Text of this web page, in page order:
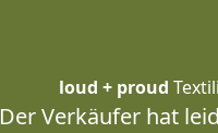
loud + proud
Der Verkäufer hat